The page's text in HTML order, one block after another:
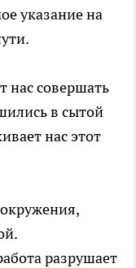
указание на
нас совершать
в сытой
нас этот
разрушает